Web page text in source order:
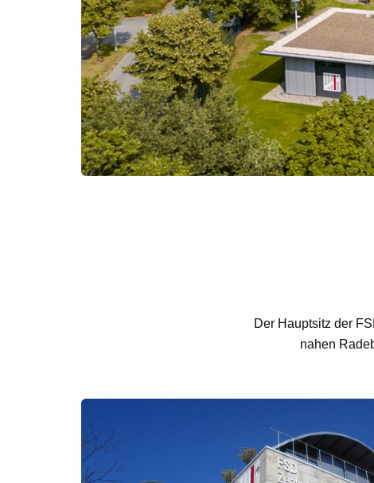
Der Hauptsitz der
nahen